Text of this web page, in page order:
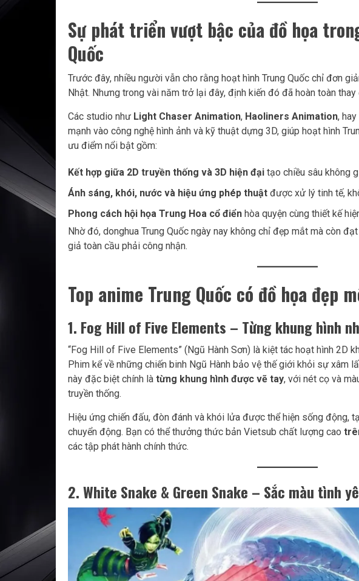
Sự phát triển vượt bậc của đồ họa
Quốc
Trước đây, nhiều người vẫn cho rằng hoạt hình Trung Quốc chỉ đơn
Nhật. Nhưng trong vài năm trở lại đây, định kiến đó đã hoàn toàn thay
Các studio như Light Chaser Animation, Haoliners Animation, hay
mạnh vào công nghệ hình ảnh và kỹ thuật dựng 3D, giúp hoạt hình
ưu điểm nổi bật gồm:
Kết hợp giữa 2D truyền thống và 3D hiện đại tạo chiều sâu không
Ánh sáng, khói, nước và hiệu ứng phép thuật được xử lý tinh tế,
Phong cách hội họa Trung Hoa cổ điển hòa quyện cùng thiết kế
Nhờ đó, donghua Trung Quốc ngày nay không chỉ đẹp mắt mà còn
giả toàn cầu phải công nhận.
Top anime Trung Quốc có đồ họa đẹp
1. Fog Hill of Five Elements – Từng khung hình
“Fog Hill of Five Elements” (Ngũ Hành Sơn) là kiệt tác hoạt hình 2D
Phim kể về những chiến binh Ngũ Hành bảo vệ thế giới khỏi sự xâm
này đặc biệt chính là từng khung hình được vẽ tay, với nét cọ và
truyền thống.
Hiệu ứng chiến đấu, đòn đánh và khói lửa được thể hiện sống động,
chuyển động. Bạn có thể thưởng thức bản Vietsub chất lượng cao
các tập phát hành chính thức.
2. White Snake & Green Snake – Sắc màu tình